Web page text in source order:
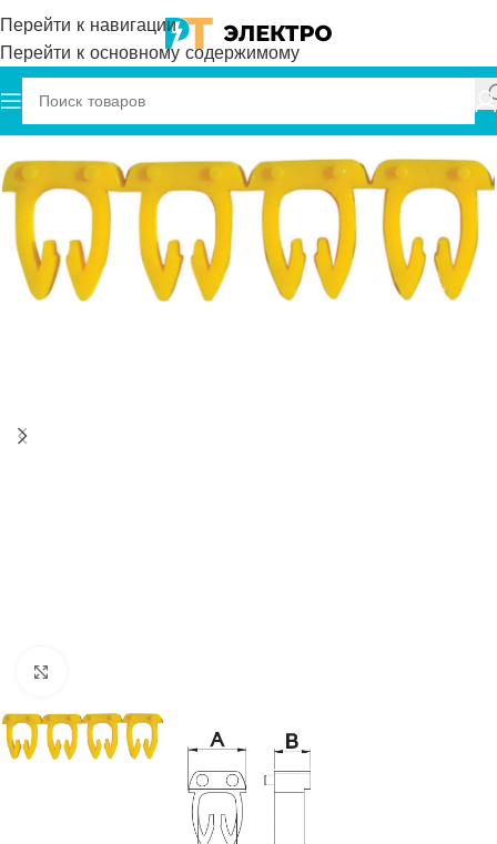
Перейти к навигации
Перейти к основному содержимому
Главная Onka Маркировка кабеля